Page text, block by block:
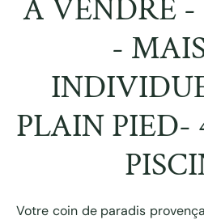
A VENDRE -
-
PLAIN PIED-
Votre coin de paradis